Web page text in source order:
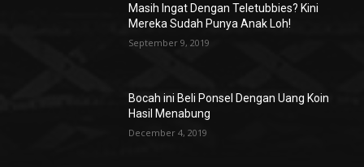
Masih Ingat Dengan Teletubbies? Kini
Mereka Sudah Punya Anak Loh!
September 9, 2019
Bocah ini Beli Ponsel Dengan Uang Koin
Hasil Menabung
December 4, 2019